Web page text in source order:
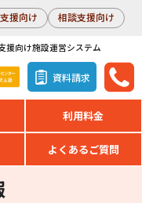
援向け 相談支援向け
援向け施設運営システム
資料請求
利用料金
よくあるご質問